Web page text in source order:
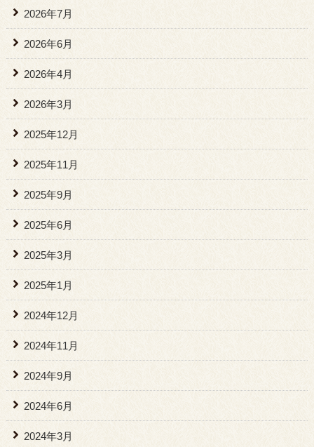
2026年7月
2026年6月
2026年4月
2026年3月
2025年12月
2025年11月
2025年9月
2025年6月
2025年3月
2025年1月
2024年12月
2024年11月
2024年9月
2024年6月
2024年3月